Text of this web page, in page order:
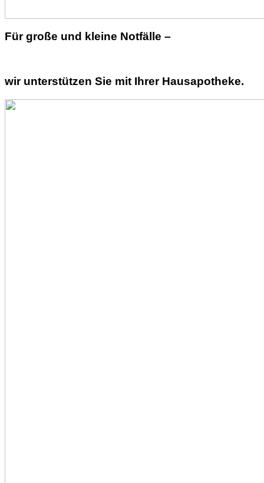
Für große und kleine Notfälle –
wir unterstützen Sie mit Ihrer Hausapotheke.